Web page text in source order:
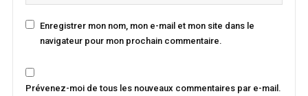
Enregistrer mon nom, mon e-mail et mon site dans le
navigateur pour mon prochain commentaire.
Prévenez-moi de tous les nouveaux commentaires par e-mail.